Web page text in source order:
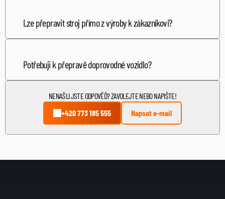
Lze přepravit stroj přímo z výroby k zákazníkovi?
Ano, provádíme přepravu point-to-point podle
Potřebuji k přepravě doprovodné vozidlo?
Pro některé nadrozměrné náklady je doprovodné
vozidlo povinné. Toto posoudíme při přípravě
nabídky.
NENAŠLI JSTE ODPOVĚĎ? ZAVOLEJTE NEBO NAPIŠTE!
+420 773 185 555
Napsat e-mail